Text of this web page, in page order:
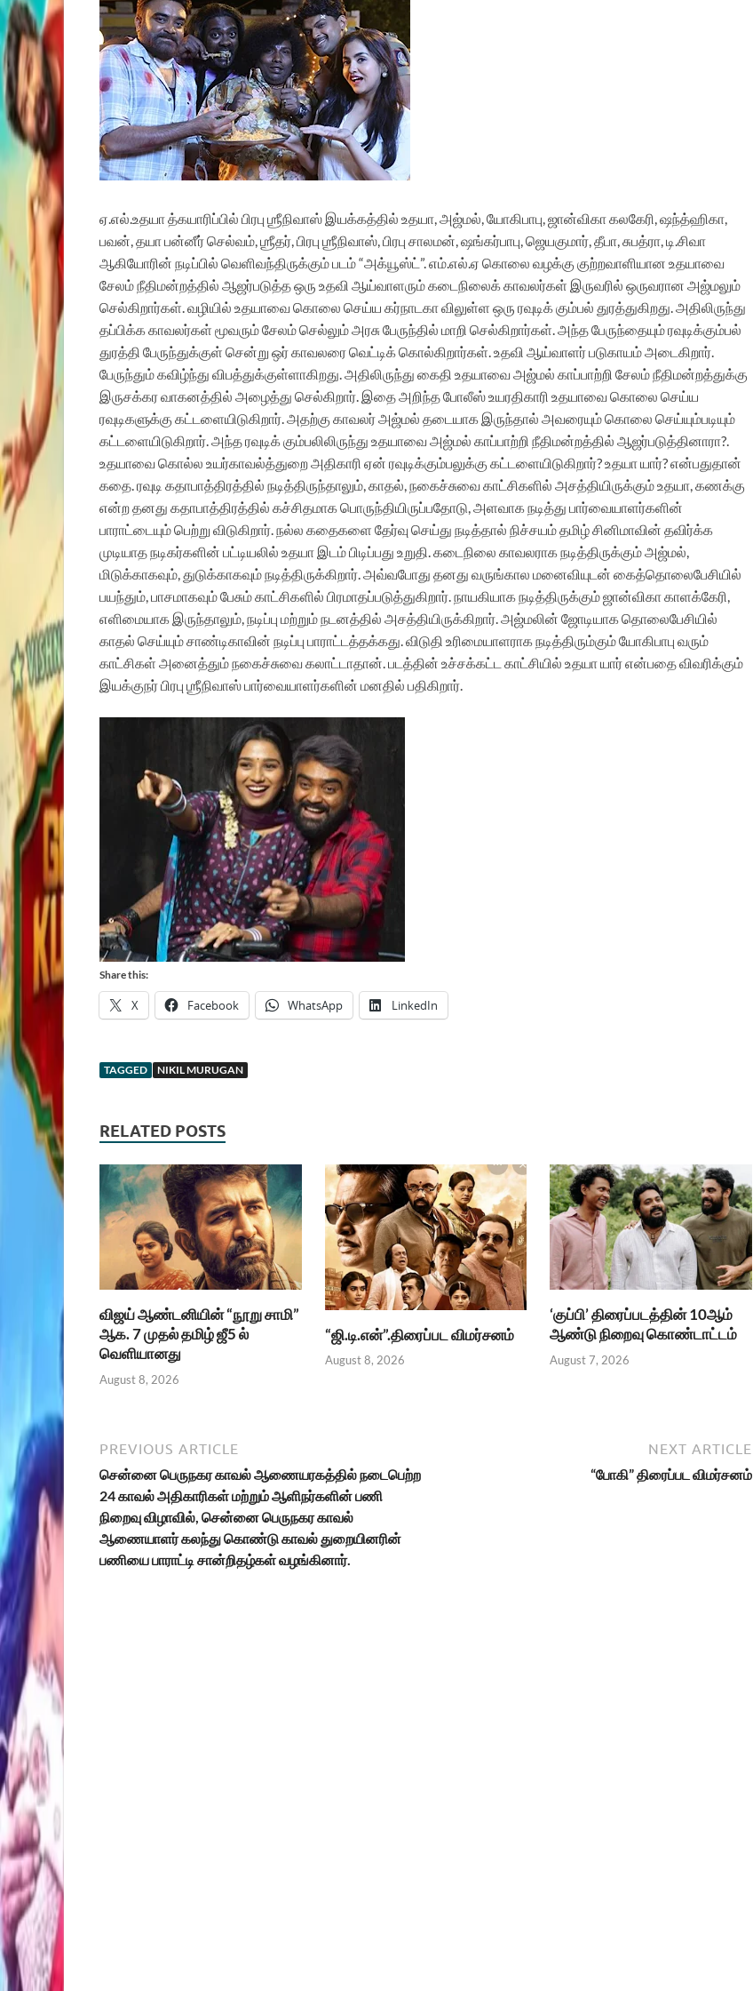
ஏ.எல்.உதயா த்கயாரிப்பில் பிரபு ஶ்ரீநிவாஸ் இயக்கத்தில் உதயா, அஜ்மல், யோகிபாபு, ஜான்விகா கலகேரி, ஷந்த்ஹிகா,
பவன், தயா பன்னீர் செல்வம், ஶ்ரீதர், பிரபு ஶ்ரீநிவாஸ், பிரபு சாலமன், ஷங்கர்பாபு, ஜெயகுமார், தீபா, சுபத்ரா, டி.சிவா
ஆகியோரின் நடிப்பில் வெளிவந்திருக்கும் படம் “அக்யூஸ்ட்”. எம்.எல்.ஏ கொலை வழக்கு குற்றவாளியான உதயாவை
சேலம் நீதிமன்றத்தில் ஆஜர்படுத்த ஒரு உதவி ஆய்வாளரும் கடைநிலைக் காவலர்கள் இருவரில் ஒருவரான அஜ்மலும்
செல்கிறார்கள். வழியில் உதயாவை கொலை செய்ய கர்நாடகா விலுள்ள ஒரு ரவுடிக் கும்பல் துரத்துகிறது. அதிலிருந்து
தப்பிக்க காவலர்கள் மூவரும் சேலம் செல்லும் அரசு பேருந்தில் மாறி செல்கிறார்கள். அந்த பேருந்தையும் ரவுடிக்கும்பல்
துரத்தி பேருந்துக்குள் சென்று ஒர் காவலரை வெட்டிக் கொல்கிறார்கள். உதவி ஆய்வாளர் படுகாயம் அடைகிறார்.
பேருந்தும் கவிழ்ந்து விபத்துக்குள்ளாகிறது. அதிலிருந்து கைதி உதயாவை அஜ்மல் காப்பாற்றி சேலம் நீதிமன்றத்துக்கு
இருசக்கர வாகனத்தில் அழைத்து செல்கிறார். இதை அறிந்த போலீஸ் உயரதிகாரி உதயாவை கொலை செய்ய
ரவுடிகளுக்கு கட்டளையிடுகிறார். அதற்கு காவலர் அஜ்மல் தடையாக இருந்தால் அவரையும் கொலை செய்யும்படியும்
கட்டளையிடுகிறார். அந்த ரவுடிக் கும்பலிலிருந்து உதயாவை அஜ்மல் காப்பாற்றி நீதிமன்றத்தில் ஆஜர்படுத்தினாரா?.
உதயாவை கொல்ல உயர்காவல்த்துறை அதிகாரி ஏன் ரவுடிக்கும்பலுக்கு கட்டளையிடுகிறார்? உதயா யார்? என்பதுதான்
கதை.ரவுடி கதாபாத்திரத்தில் நடித்திருந்தாலும், காதல், நகைச்சுவை காட்சிகளில் அசத்தியிருக்கும் உதயா, கணக்கு
என்ற தனது கதாபாத்திரத்தில் கச்சிதமாக பொருந்தியிருப்பதோடு, அளவாக நடித்து பார்வையாளர்களின்
பாராட்டையும் பெற்று விடுகிறார். நல்ல கதைகளை தேர்வு செய்து நடித்தால் நிச்சயம் தமிழ் சினிமாவின் தவிர்க்க
முடியாத நடிகர்களின் பட்டியலில் உதயா இடம் பிடிப்பது உறுதி. கடைநிலை காவலராக நடித்திருக்கும் அஜ்மல்,
மிடுக்காகவும், துடுக்காகவும் நடித்திருக்கிறார். அவ்வபோது தனது வருங்கால மனைவியுடன் கைத்தொலைபேசியில்
பயந்தும், பாசமாகவும் பேசும் காட்சிகளில் பிரமாதப்படுத்துகிறார். நாயகியாக நடித்திருக்கும் ஜான்விகா காளக்கேரி,
எளிமையாக இருந்தாலும், நடிப்பு மற்றும் நடனத்தில் அசத்தியிருக்கிறார். அஜ்மலின் ஜோடியாக தொலைபேசியில்
காதல் செய்யும்சாண்டிகாவின் நடிப்பு பாராட்டத்தக்கது. விடுதி உரிமையாளராக நடித்திரும்கும் யோகிபாபு வரும்
காட்சிகள் அனைத்தும் நகைச்சுவை கலாட்டாதான். படத்தின் உச்சக்கட்ட காட்சியில் உதயா யார் என்பதை விவரிக்கும்
இயக்குநர் பிரபு ஶ்ரீநிவாஸ் பார்வையாளர்களின் மனதில் பதிகிறார்.
Share this:
X Facebook WhatsApp LinkedIn
TAGGED NIKIL MURUGAN
RELATED POSTS
விஜய் ஆண்டனியின் “நூறு சாமி”
ஆக. 7 முதல் தமிழ் ஜீ5 ல்
வெளியானது
August 8, 2026
“ஜி.டி.என்”.திரைப்பட விமர்சனம்
August 8, 2026
‘குப்பி’ திரைப்படத்தின் 10ஆம்
ஆண்டு நிறைவு கொண்டாட்டம்
August 7, 2026
PREVIOUS ARTICLE
சென்னை பெருநகர காவல் ஆணையரகத்தில் நடைபெற்ற
24 காவல் அதிகாரிகள் மற்றும் ஆளிநர்களின் பணி
நிறைவு விழாவில், சென்னை பெருநகர காவல்
ஆணையாளர் கலந்து கொண்டு காவல் துறையினரின்
பணியை பாராட்டி சான்றிதழ்கள் வழங்கினார்.
NEXT ARTICLE
“போகி” திரைப்பட விமர்சனம்